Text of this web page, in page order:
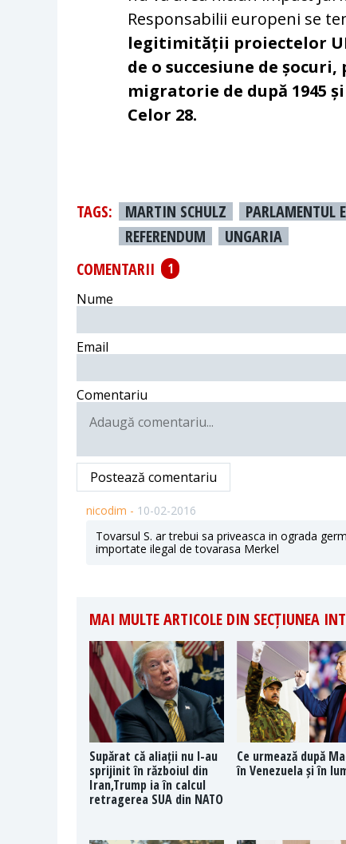
Responsabilii europeni se
legitimității proiectelor
de o succesiune de
migratorie de după 1945
Celor 28.
TAGS: MARTIN SCHULZ PARLAMENTUL
REFERENDUM
UNGARIA
COMENTARII
1
Nume
Email
Comentariu
Postează comentariu
nicodim - 10-02-2016
Tovarsul S. ar trebui sa priveasca in ograda
importate ilegal de tovarasa Merkel
MAI MULTE ARTICOLE DIN SECȚIUNEA
Supărat că aliații nu l-au
sprijinit în războiul din
Iran,Trump ia în calcul
retragerea SUA din NATO
Ce urmează după
în Venezuela și în